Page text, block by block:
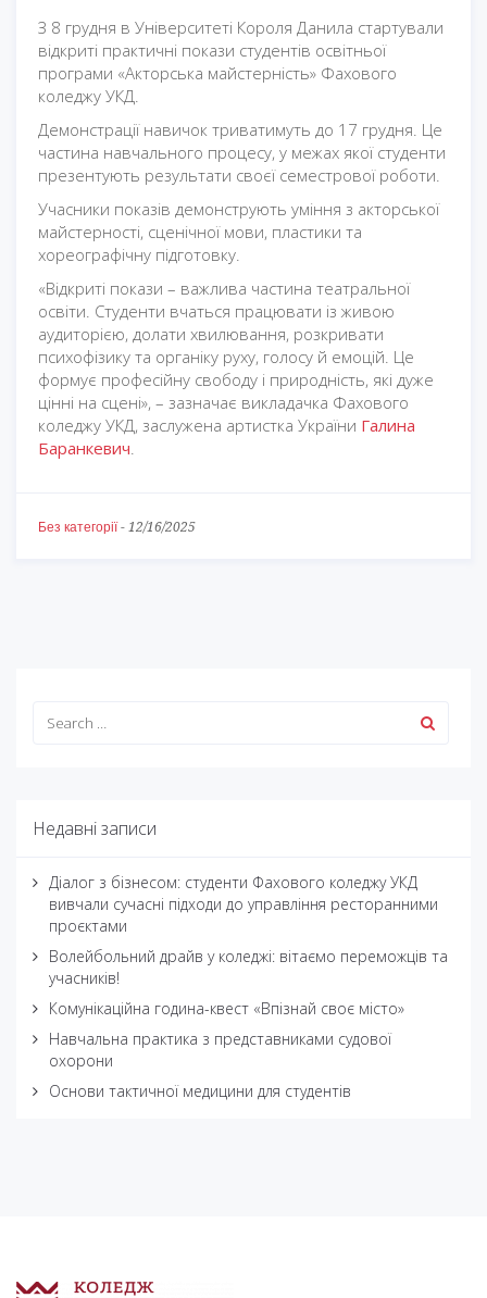
З 8 грудня в Університеті Короля Данила стартували
відкриті практичні покази студентів освітньої
програми «Акторська майстерність» Фахового
коледжу УКД.
Демонстрації навичок триватимуть до 17 грудня. Це
частина навчального процесу, у межах якої студенти
презентують результати своєї семестрової роботи.
Учасники показів демонструють уміння з акторської
майстерності, сценічної мови, пластики та
хореографічну підготовку.
«Відкриті покази – важлива частина театральної
освіти. Студенти вчаться працювати із живою
аудиторією, долати хвилювання, розкривати
психофізику та органіку руху, голосу й емоцій. Це
формує професійну свободу і природність, які дуже
цінні на сцені», – зазначає викладачка Фахового
коледжу УКД, заслужена артистка України Галина
Баранкевич
Без категорії- 12/16/2025
Недавні записи
Діалог з бізнесом: студенти Фахового коледжу УКД
вивчали сучасні підходи до управління ресторанними
проєктами
Волейбольний драйв у коледжі: вітаємо переможців та
учасників!
Комунікаційна година-квест «Впізнай своє місто»
Навчальна практика з представниками судової
охорони
Основи тактичної медицини для студентів